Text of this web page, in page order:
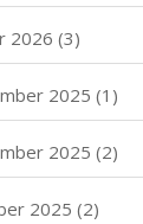
2026 (3)
2025 (1)
2025 (2)
2025 (2)